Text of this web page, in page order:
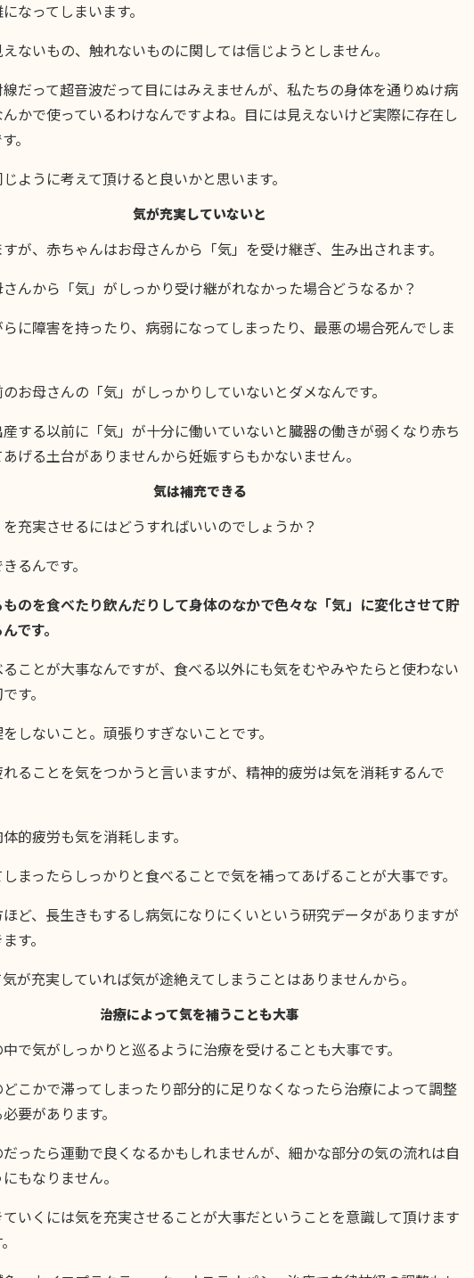
なってしまいます。
ないもの、触れないものに関しては信じようとしません。
だって超音波だって目にはみえませんが、私たちの身体を通りぬけ病
かで使っているわけなんですよね。目には見えないけど実際に存在し
。
ように考えて頂けると良いかと思います。
気が充実していないと
が、赤ちゃんはお母さんから「気」を受け継ぎ、生み出されます。
んから「気」がしっかり受け継がれなかった場合どうなるか？
に障害を持ったり、病弱になってしまったり、最悪の場合死んでしま
お母さんの「気」がしっかりしていないとダメなんです。
する以前に「気」が十分に働いていないと臓器の働きが弱くなり赤ち
げる土台がありませんから妊娠すらもかないません。
気は補充できる
充実させるにはどうすればいいのでしょうか？
るんです。
のを食べたり飲んだりして身体のなかで色々な「気」に変化させて貯
です。
ことが大事なんですが、食べる以外にも気をむやみやたらと使わない
す。
しないこと。頑張りすぎないことです。
ることを気をつかうと言いますが、精神的疲労は気を消耗するんで
的疲労も気を消耗します。
まったらしっかりと食べることで気を補ってあげることが大事です。
ど、長生きもするし病気になりにくいという研究データがありますが
す。
が充実していれば気が途絶えてしまうことはありませんから。
治療によって気を補うことも大事
で気がしっかりと巡るように治療を受けることも大事です。
こかで滞ってしまったり部分的に足りなくなったら治療によって調整
要があります。
ったら運動で良くなるかもしれませんが、細かな部分の気の流れは自
もなりません。
いくには気を充実させることが大事だということを意識して頂けます